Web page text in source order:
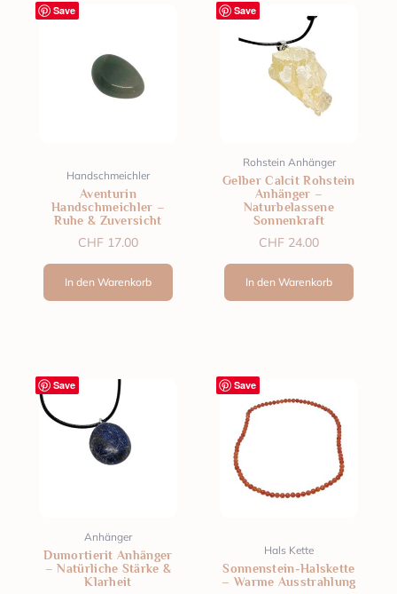
Save
Handschmeichler
Aventurin
Handschmeichler –
Ruhe & Zuversicht
CHF 17.00
In den Warenkorb
Save
Rohstein Anhänger
Gelber Calcit Rohstein
Anhänger –
Naturbelassene
Sonnenkraft
CHF 24.00
In den Warenkorb
Save
Anhänger
Dumortierit Anhänger
– Natürliche Stärke &
Klarheit
Save
Hals Kette
Sonnenstein-Halskette
– Warme Ausstrahlung